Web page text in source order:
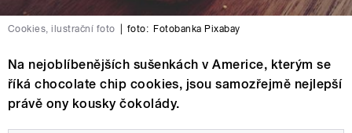
Cookies, ilustrační foto foto: Fotobanka Pixabay
Na nejoblíbenějších sušenkách v Americe, kterým se
říká chocolate chip cookies, jsou samozřejmě nejlepší
právě ony kousky čokolády.